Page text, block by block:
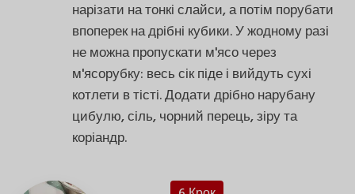
нарізати на тонкі слайси, а потім порубати
впоперек на дрібні кубики. У жодному разі
не можна пропускати м'ясо через
м'ясорубку: весь сік піде і вийдуть сухі
котлети в тісті. Додати дрібно нарубану
цибулю, сіль, чорний перець, зіру та
коріандр.